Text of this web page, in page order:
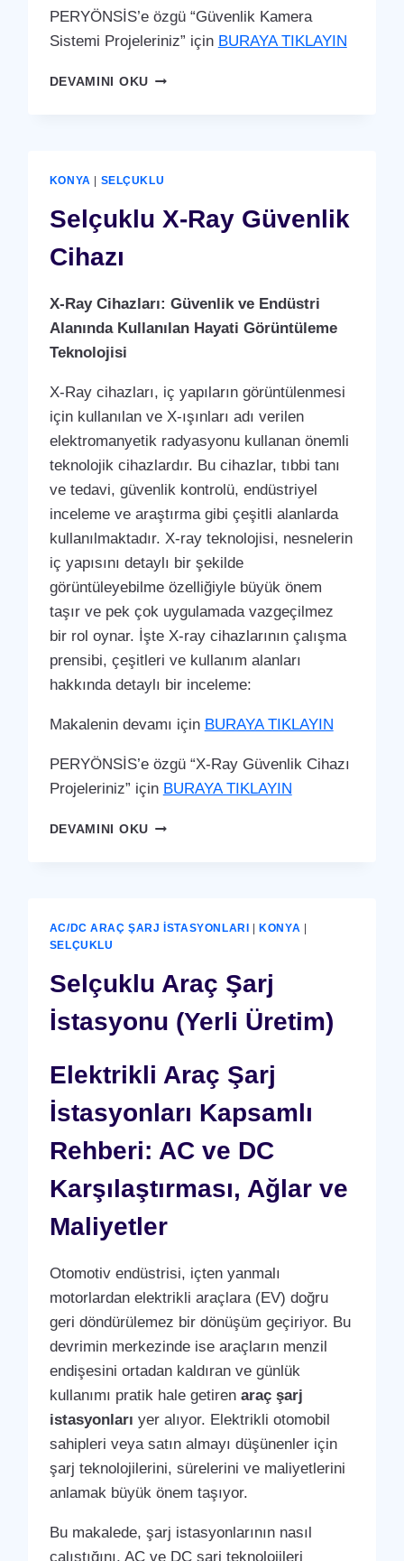
PERYÖNSİS’e özgü “Güvenlik Kamera
Sistemi Projeleriniz” için BURAYA TIKLAYIN
DEVAMINI OKUSELÇUKLU
KONYA SELÇUKLU
Selçuklu X-Ray Güvenlik
Cihazı
X-Ray Cihazları: Güvenlik ve Endüstri
Alanında Kullanılan Hayati Görüntüleme
Teknolojisi
X-Ray cihazları, iç yapıların görüntülenmesi
için kullanılan ve X-ışınları adı verilen
elektromanyetik radyasyonu kullanan önemli
teknolojik cihazlardır. Bu cihazlar, tıbbi tanı
ve tedavi, güvenlik kontrolü, endüstriyel
inceleme ve araştırma gibi çeşitli alanlarda
kullanılmaktadır. X-ray teknolojisi, nesnelerin
iç yapısını detaylı bir şekilde
görüntüleyebilme özelliğiyle büyük önem
taşır ve pek çok uygulamada vazgeçilmez
bir rol oynar. İşte X-ray cihazlarının çalışma
prensibi, çeşitleri ve kullanım alanları
hakkında detaylı bir inceleme:
Makalenin devamı için BURAYA TIKLAYIN
PERYÖNSİS’e özgü “X-Ray Güvenlik Cihazı
Projeleriniz” için BURAYA TIKLAYIN
DEVAMINI OKUSELÇUKLU
AC/DC ARAÇ ŞARJ İSTASYONLARI KONYA
SELÇUKLU
Selçuklu Araç Şarj
İstasyonu (Yerli Üretim)
Elektrikli Araç Şarj
İstasyonları Kapsamlı
Rehberi: AC ve DC
Karşılaştırması, Ağlar ve
Maliyetler
Otomotiv endüstrisi, içten yanmalı
motorlardan elektrikli araçlara (EV) doğru
geri döndürülemez bir dönüşüm geçiriyor. Bu
devrimin merkezinde ise araçların menzil
endişesini ortadan kaldıran ve günlük
kullanımı pratik hale getiren araç şarj
istasyonları yer alıyor. Elektrikli otomobil
sahipleri veya satın almayı düşünenler için
şarj teknolojilerini, sürelerini ve maliyetlerini
anlamak büyük önem taşıyor.
Bu makalede, şarj istasyonlarının nasıl
çalıştığını, AC ve DC şarj teknolojileri